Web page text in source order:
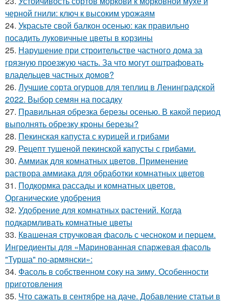
черной гнили: ключ к высоким урожаям
24. Украсьте свой балкон осенью: как правильно
посадить луковичные цветы в корзины
25. Нарушение при строительстве частного дома за
грязную проезжую часть. За что могут оштрафовать
владельцев частных домов?
26. Лучшие сорта огурцов для теплиц в Ленинградской
2022. Выбор семян на посадку
27. Правильная обрезка березы осенью. В какой период
выполнять обрезку кроны березы?
28. Пекинская капуста с курицей и грибами
29. Рецепт тушеной пекинской капусты с грибами.
30. Аммиак для комнатных цветов. Применение
раствора аммиака для обработки комнатных цветов
31. Подкормка рассады и комнатных цветов.
Органические удобрения
32. Удобрение для комнатных растений. Когда
подкармливать комнатные цветы
33. Квашеная стручковая фасоль с чесноком и перцем.
Ингредиенты для «Маринованная спаржевая фасоль
"Турша" по-армянски»:
34. Фасоль в собственном соку на зиму. Особенности
приготовления
35. Что сажать в сентябре на даче. Добавление статьи в